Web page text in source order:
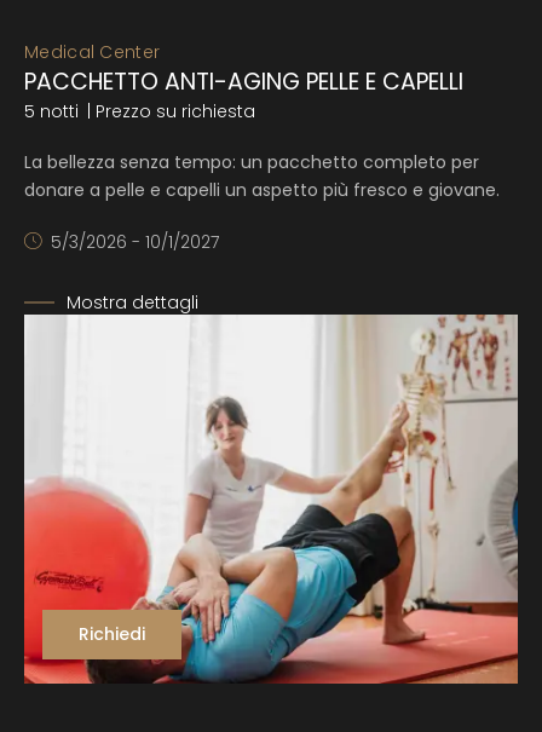
Medical Center
PACCHETTO ANTI-AGING PELLE E CAPELLI
5 notti | Prezzo su richiesta
La bellezza senza tempo: un pacchetto completo per
donare a pelle e capelli un aspetto più fresco e giovane.
5/3/2026 - 10/1/2027
Mostra dettagli
Richiedi